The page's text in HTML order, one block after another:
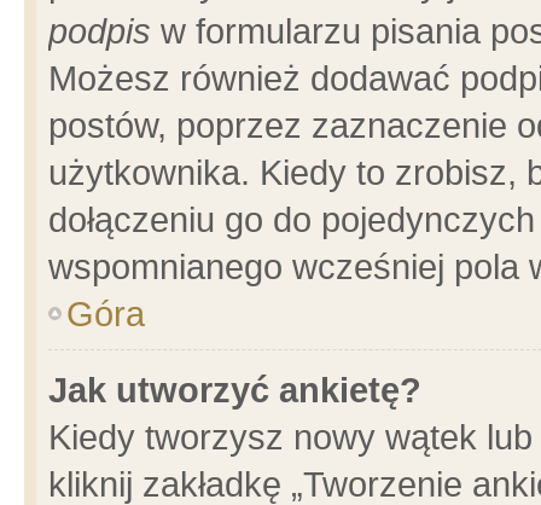
podpis w formularzu pisania
Możesz również dodawać
postów, poprzez zaznaczenie
użytkownika. Kiedy to zrobisz,
dołączeniu go do
wspomnianego wcześniej pola
Góra
Jak utworzyć ankietę?
Kiedy tworzysz nowy wątek
kliknij zakładkę „Tworzenie